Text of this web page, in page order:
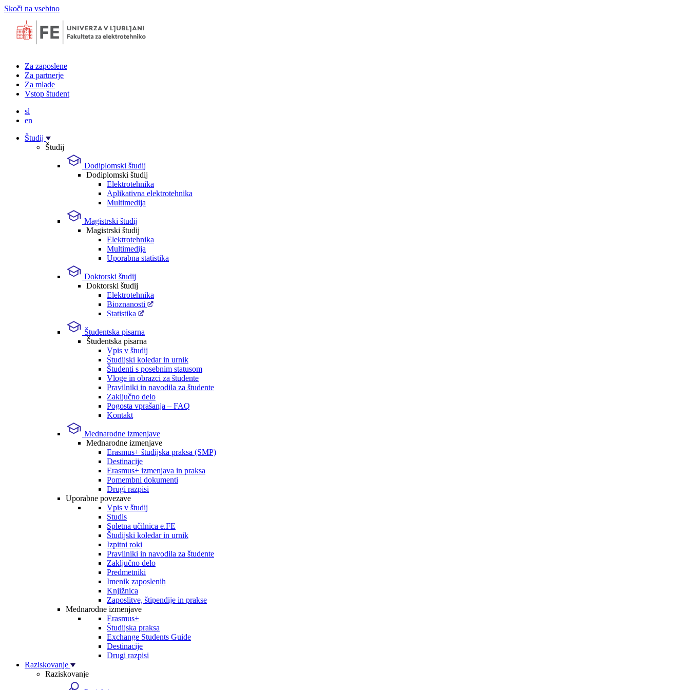
Skoči na vsebino
Za zaposlene
Za partnerje
Za mlade
Vstop študent
sl
en
Študij
Študij
Dodiplomski študij
Dodiplomski študij
Elektrotehnika
Aplikativna elektrotehnika
Multimedija
Magistrski študij
Magistrski študij
Elektrotehnika
Multimedija
Uporabna statistika
Doktorski študij
Doktorski študij
Elektrotehnika
Bioznanosti
Statistika
Študentska pisarna
Študentska pisarna
Vpis v študij
Študijski koledar in urnik
Študenti s posebnim statusom
Vloge in obrazci za študente
Pravilniki in navodila za študente
Zaključno delo
Pogosta vprašanja – FAQ
Kontakt
Mednarodne izmenjave
Mednarodne izmenjave
Erasmus+ študijska praksa (SMP)
Destinacije
Erasmus+ izmenjava in praksa
Pomembni dokumenti
Drugi razpisi
Uporabne povezave
Vpis v študij
Studis
Spletna učilnica e.FE
Študijski koledar in urnik
Izpitni roki
Pravilniki in navodila za študente
Zaključno delo
Predmetniki
Imenik zaposlenih
Knjižnica
Zaposlitve, štipendije in prakse
Mednarodne izmenjave
Erasmus+
Študijska praksa
Exchange Students Guide
Destinacije
Drugi razpisi
Raziskovanje
Raziskovanje